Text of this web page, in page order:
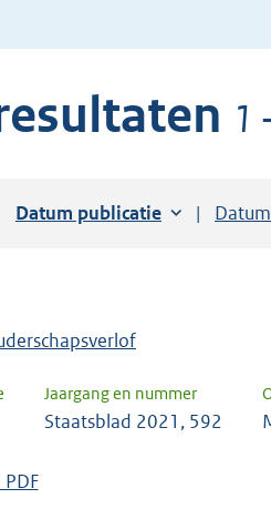
om
krijgen
Druk
ENTER
om
1
Sorteer op:
Datum publicatie
Jaargang en nummer
Staatsblad 2021, 592